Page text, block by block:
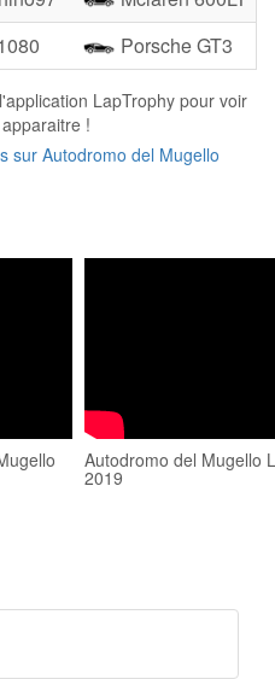
Porsche GT3
LapTrophy pour voir
!
sur Autodromo del Mugello
Autodromo del Mugello
2019